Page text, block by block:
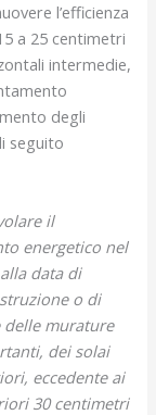
l’efficienza
a 25 centimetri
intermedie,
degli
seguito
il
energetico nel
data di
o di
delle murature
dei solai
eccedente ai
30 centimetri